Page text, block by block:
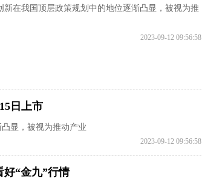
新在我国顶层政策规划中的地位逐渐凸显，被视为推
2023-09-12 09:56:58
日上市
显，被视为推动产业
2023-09-12 09:56:58
好“金九”行情